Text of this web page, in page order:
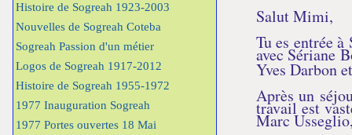
Histoire de Sogreah 1923-2003
Nouvelles de Sogreah Coteba
Sogreah Passion d'un métier
Logos de Sogreah 1917-2012
Histoire de Sogreah 1955-1972
1977 Inauguration Sogreah
1977 Portes ouvertes 18 Mai
Salut Mimi,
Tu es entrée
avec Sériane
Yves Darbon
Après un
travail est
Marc